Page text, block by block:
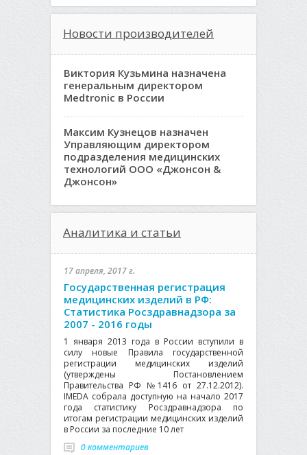
Новости производителей
Виктория Кузьмина назначена
генеральным директором
Medtronic в России
Максим Кузнецов назначен
Управляющим директором
подразделения медицинских
технологий ООО «Джонсон &
Джонсон»
Аналитика и статьи
17 апреля, 2017 г.
Государственная регистрация
медицинских изделий в РФ:
Статистика Росздравнадзора за
2007 - 2016 годы
1 января 2013 года в России вступили в
силу новые Правила государственной
регистрации медицинских изделий
(утверждены Постановлением
Правительства РФ №1416 от 27.12.2012).
IMEDA собрала доступную на начало 2017
года статистику Росздравнадзора по
итогам регистрации медицинских изделий
в России за последние 10 лет
0 комментариев